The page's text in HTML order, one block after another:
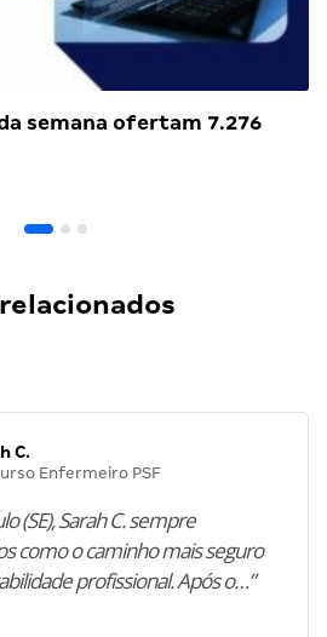
semana ofertam 7.276
C.
Enfermeiro PSF
(SE), Sarah C. sempre
como o caminho mais seguro
profissional. Após o…”